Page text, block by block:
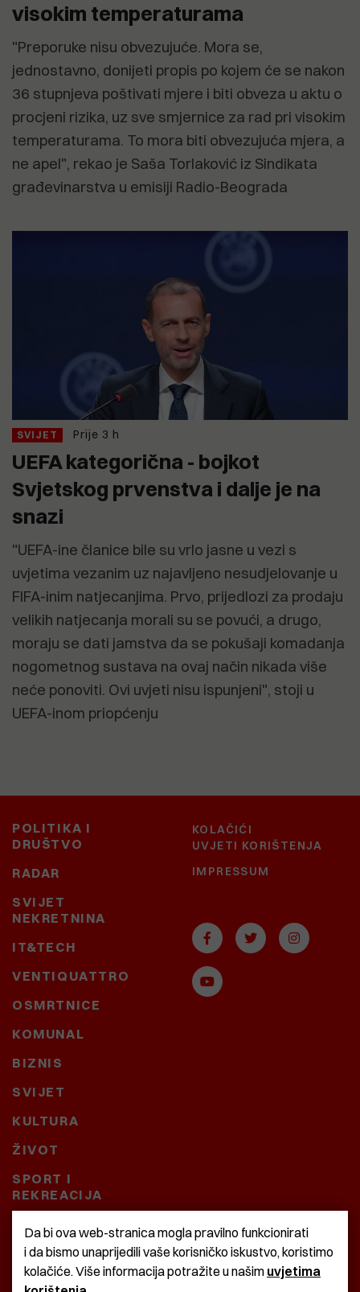
visokim temperaturama
"Preporuke nisu obvezujuće. Mora se,
jednostavno, donijeti propis po kojem će se nakon
36 stupnjeva poštivati mjere i biti obveza u aktu o
procjeni rizika, uz sve smjernice za rad pri visokim
temperaturama. To mora biti obvezujuća mjera, a
ne apel", rekao je Saša Torlaković iz Sindikata
građevinarstva u emisiji Radio-Beograda
SVIJET Prije 3 h
UEFA kategorična - bojkot
Svjetskog prvenstva i dalje je na
snazi
"UEFA-ine članice bile su vrlo jasne u vezi s
uvjetima vezanim uz najavljeno nesudjelovanje u
FIFA-inim natjecanjima. Prvo, prijedlozi za prodaju
velikih natjecanja morali su se povući, a drugo,
moraju se dati jamstva da se pokušaji komadanja
nogometnog sustava na ovaj način nikada više
neće ponoviti. Ovi uvjeti nisu ispunjeni", stoji u
UEFA-inom priopćenju
POLITIKA I
DRUŠTVO
RADAR
SVIJET
NEKRETNINA
IT&TECH
VENTIQUATTRO
OSMRTNICE
KOMUNAL
BIZNIS
SVIJET
KULTURA
ŽIVOT
SPORT I
REKREACIJA
CRNA KRONIKA
BAŠTARDINI I PRAVI
KRASNA ZEMLJA
KOLAČIĆI
UVJETI KORIŠTENJA
IMPRESSUM
Da bi ova web-stranica mogla pravilno funkcionirati
i da bismo unaprijedili vaše korisničko iskustvo, koristimo
kolačiće. Više informacija potražite u našim uvjetima